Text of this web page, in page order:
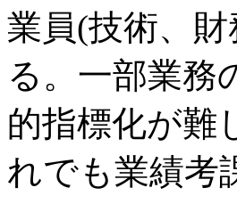
業員(技術、
る。一部業務
的指標化が難
れでも業績考